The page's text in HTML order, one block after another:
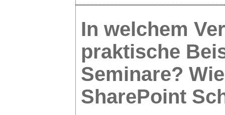
In welchem
praktische
Seminare?
SharePoint